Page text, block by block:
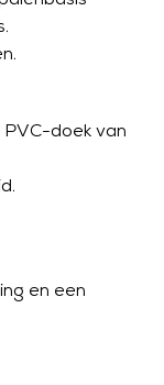
doek van
en een